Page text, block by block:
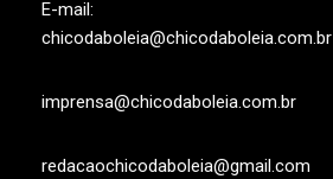
E-mail:
chicodaboleia@chicodaboleia.com.br
imprensa@chicodaboleia.com.br
redacaochicodaboleia@gmail.com